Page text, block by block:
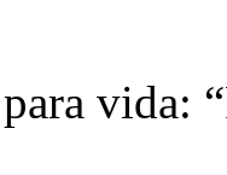
vida: